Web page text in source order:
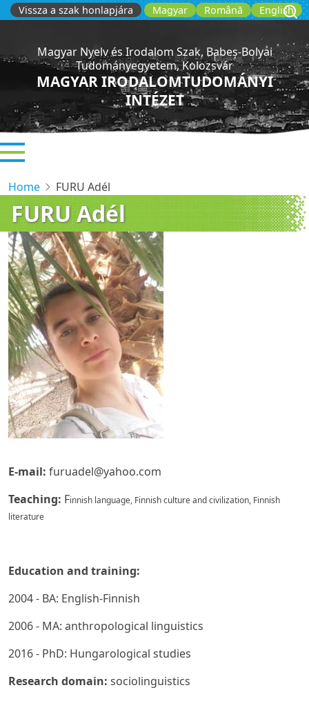
Skip
to
content
Magyar Română English
Vissza a szak honlapjára
Magyar Nyelv és Irodalom Szak, Babeș-Bolyai
Tudományegyetem, Kolozsvár
MAGYAR IRODALOMTUDOMÁNYI
INTÉZET
Home FURU Adél
FURU Adél
E-mail: furuadel@yahoo.com
Teaching: Finnish language, Finnish culture and civilization, Finnish
literature
Education and training:
2004 - BA: English-Finnish
2006 - MA: anthropological linguistics
2016 - PhD: Hungarological studies
Research domain: sociolinguistics